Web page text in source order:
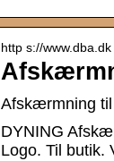
http s://
Afskærmning til
DYNING
Logo. Til butik.